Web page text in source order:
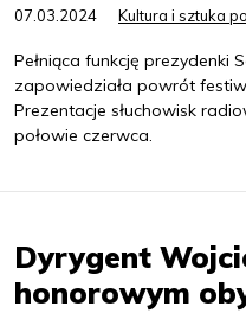
07.03.2024 Kultura i sztuka
Pełniąca funkcję prezydenki
zapowiedziała powrót
Prezentacje słuchowisk
połowie czerwca.
Dyrygent
honorowym